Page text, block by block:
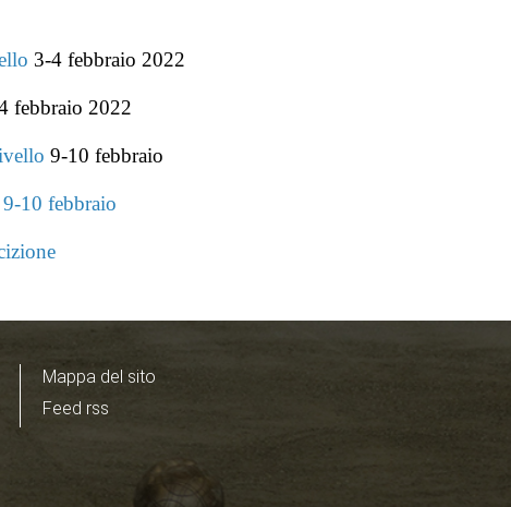
3-4 febbraio 2022
febbraio 2022
9-10 febbraio
10 febbraio
Mappa del sito
Feed rss